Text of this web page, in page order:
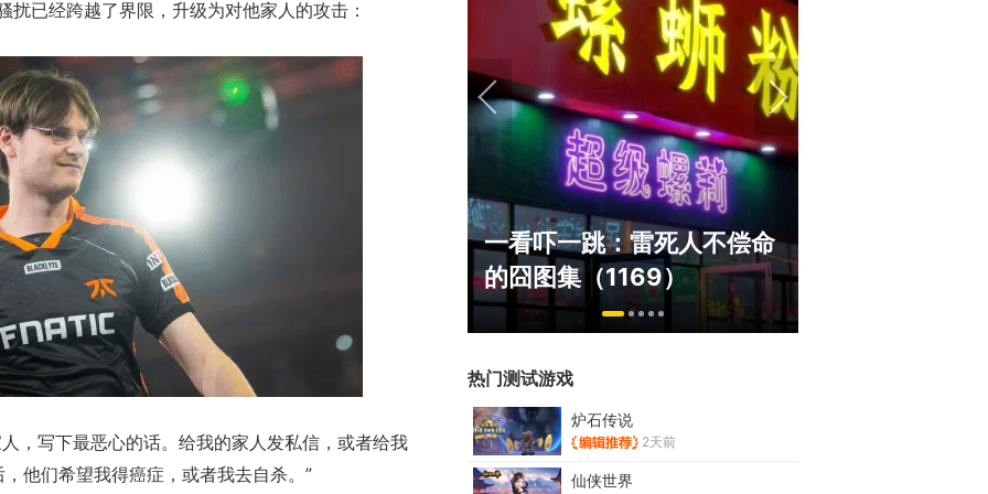
已经跨越了界限，升级为对他家人的攻击：
，写下最恶心的话。给我的家人发私信，或者给我
他们希望我得癌症，或者我去自杀。”
从MU开始，为
膀成了"躲不掉
一看吓一跳：雷死人不偿命
盘点8月扎堆上线的影游：
玩家想扔核弹，结果只能谈
恋爱？
热门测试游戏
炉石传说
2天前
仙侠世界